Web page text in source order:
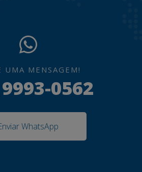
UMA MENSAGEM!
0562
WhatsApp